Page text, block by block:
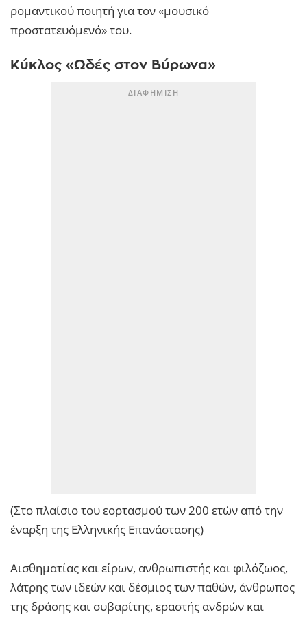
ρομαντικού ποιητή για τον «μουσικό
προστατευόμενό» του.
Κύκλος «Ωδές στον Βύρωνα»
(Στο πλαίσιο του εορτασμού των 200 ετών από την
έναρξη της Ελληνικής Επανάστασης)
Αισθηματίας και είρων, ανθρωπιστής και φιλόζωος,
λάτρης των ιδεών και δέσμιος των παθών, άνθρωπος
της δράσης και συβαρίτης, εραστής ανδρών και